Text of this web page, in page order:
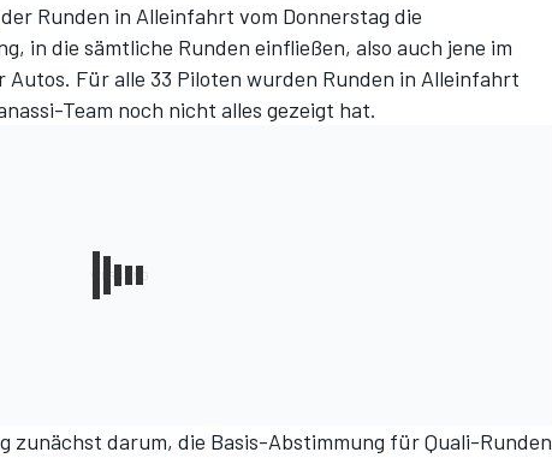
Runden in Alleinfahrt vom Donnerstag die
in die sämtliche Runden einfließen, also auch jene im
Für alle 33 Piloten wurden Runden in Alleinfahrt
Team noch nicht alles gezeigt hat.
zunächst darum, die Basis-Abstimmung für Quali-Runden